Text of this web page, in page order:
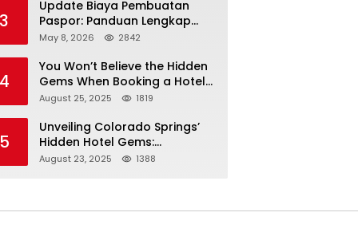
3
Update Biaya Pembuatan
Paspor: Panduan Lengkap
Tarif Resmi Negara!
May 8, 2026 2842
4
You Won’t Believe the Hidden
Gems When Booking a Hotel
in Louisville KY—From Cheap
August 25, 2025 1819
5
Unveiling Colorado Springs’
Hidden Hotel Gems:
Affordable Stays, Luxury
August 23, 2025 1388